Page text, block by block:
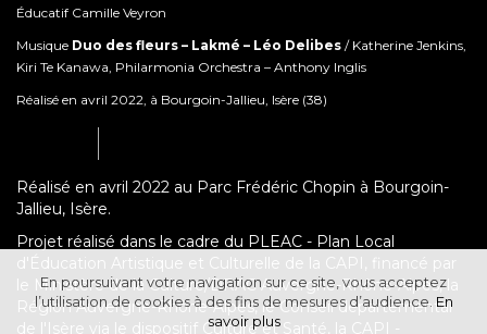
Éducatif Camille Veyron
Musique Duo des fleurs – Lakmé – Léo Delibes / Katherine Jenkins,
Kiri Te Kanawa, Philarmonia Orchestra – Anthony Inglis
Réalisé en avril 2022, à Bourgoin-Jallieu, Isère (38)
Réalisé en avril 2022 au Parc Frédéric Chopin à Bourgoin-
Jallieu, Isère.
Projet réalisé dans le cadre du PLEAC - Plan Local
d'Éducation Artistique et Culturelle de la CAPI, financé par
le Ministère de la Culture/DRAC Auvergne-Rhône-Alpes, la
Région Auvergne-Rhône-Alpes, le Conseil départemental
de l'Isère via le dispositif Culture et Santé, la CAPI -
En poursuivant votre navigation sur ce site, vous acceptez
l’utilisation de cookies à des fins de mesures d’audience.En
savoir plus